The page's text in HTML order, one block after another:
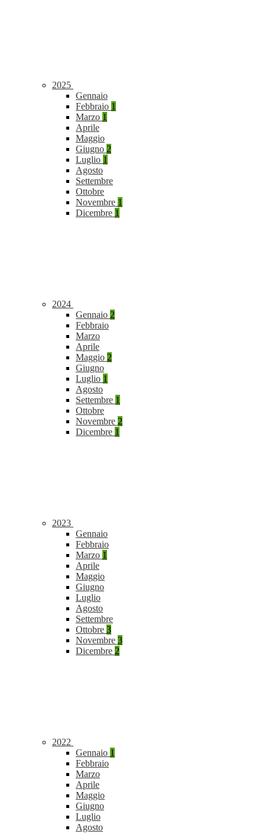
2025
Gennaio
Febbraio 1
Marzo 1
Aprile
Maggio
Giugno 2
Luglio 1
Agosto
Settembre
Ottobre
Novembre 1
Dicembre 1
2024
Gennaio 2
Febbraio
Marzo
Aprile
Maggio 2
Giugno
Luglio 1
Agosto
Settembre 1
Ottobre
Novembre 2
Dicembre 1
2023
Gennaio
Febbraio
Marzo 1
Aprile
Maggio
Giugno
Luglio
Agosto
Settembre
Ottobre 3
Novembre 3
Dicembre 2
2022
Gennaio 1
Febbraio
Marzo
Aprile
Maggio
Giugno
Luglio
Agosto